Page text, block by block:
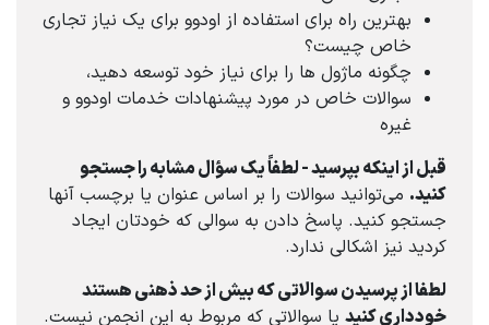
بهترین راه برای استفاده از اودوو برای یک نیاز تجاری
خاص چیست؟
چگونه ماژول ها را برای نیاز خود توسعه دهید،
سوالات خاص در مورد پیشنهادات خدمات اودوو و
غیره
قبل از اینکه بپرسید - لطفاً یک سؤال مشابه را جستجو
کنید. می‌توانید سوالات را بر اساس عنوان یا برچسب آنها
جستجو کنید. پاسخ دادن به سوالی که خودتان ایجاد
کردید نیز اشکالی ندارد.
لطفا از پرسیدن سوالاتی که بیش از حد ذهنی هستند
خودداری کنید یا سوالاتی که مربوط به این انجمن نیست.